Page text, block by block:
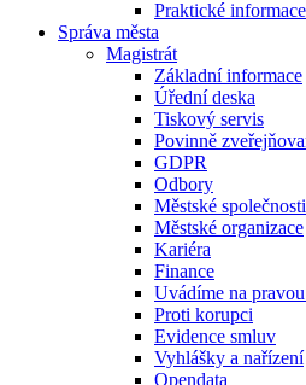
Praktické informace
Správa města
Magistrát
Základní informace
Úřední deska
Tiskový servis
Povinně
GDPR
Odbory
Městské společnosti
Městské organizace
Kariéra
Finance
Uvádíme na
Proti korupci
Evidence smluv
Vyhlášky a nařízení
Opendata